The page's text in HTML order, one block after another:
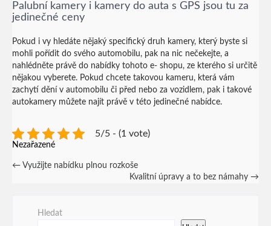
Palubní kamery i kamery do auta s GPS jsou tu za
jedinečné ceny
Pokud i vy hledáte nějaký specifický druh kamery, který byste si
mohli pořídit do svého automobilu, pak na nic nečekejte, a
nahlédněte právě do nabídky tohoto e- shopu, ze kterého si určitě
nějakou vyberete. Pokud chcete takovou kameru, která vám
zachytí dění v automobilu či před nebo za vozidlem, pak i takové
autokamery můžete najít právě v této jedinečné nabídce.
5/5 - (1 vote)
Nezařazené
Post
← Využijte nabídku plnou rozkoše
Kvalitní úpravy a to bez námahy →
Hledat